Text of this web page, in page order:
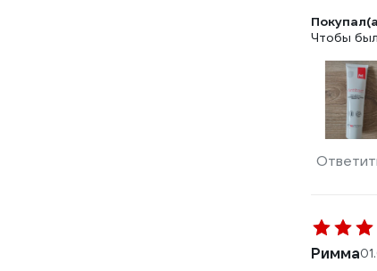
Чтобы был
Римма